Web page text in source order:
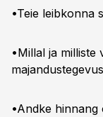
•Teie leibkonna
•Millal ja milliste
•Andke hinnang